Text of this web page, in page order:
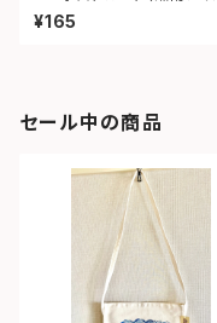
ェイ）
¥165
セール中の商品